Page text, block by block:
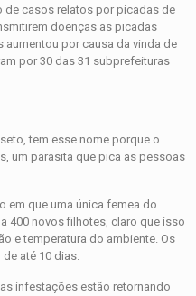
de casos relatos por picadas de
doenças as picadas
aumentou por causa da vinda de
por 30 das 31 subprefeituras
tem esse nome porque o
um parasita que pica as pessoas
em que uma única femea do
400 novos filhotes, claro que isso
e temperatura do ambiente. Os
até 10 dias.
infestações estão retornando